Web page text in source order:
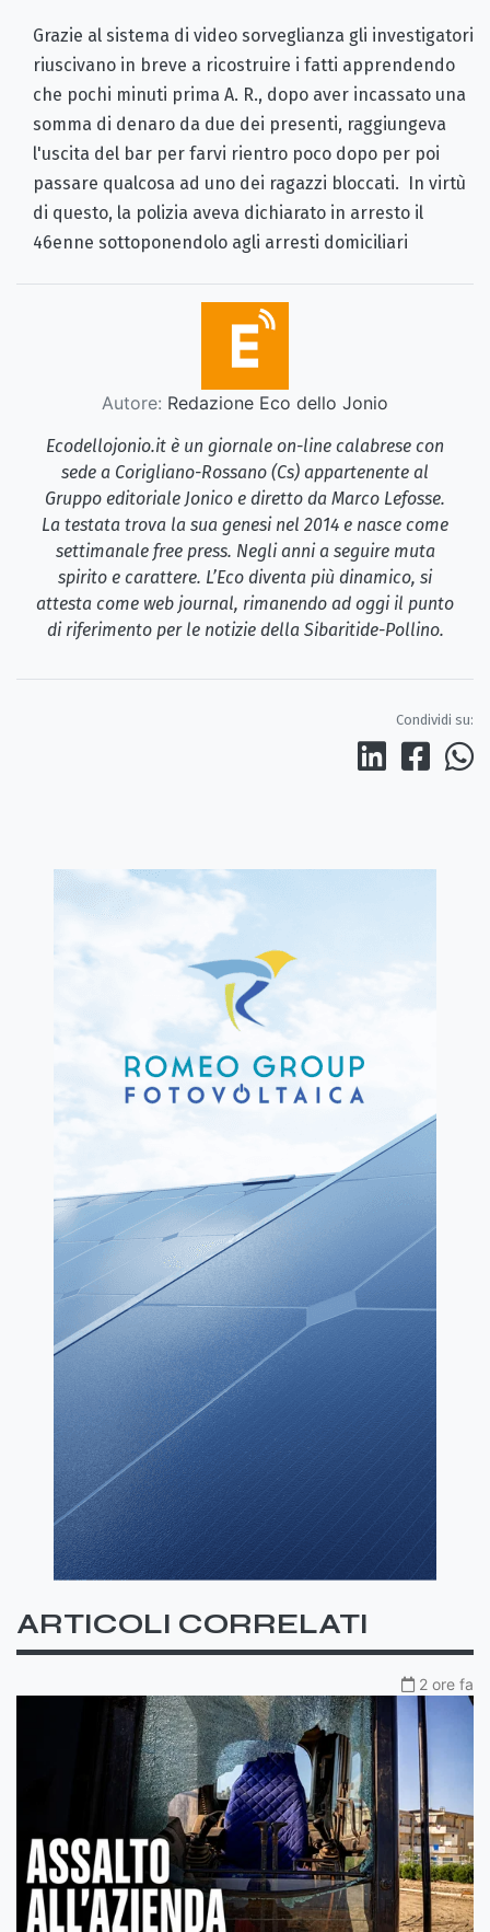
Grazie al sistema di video sorveglianza gli investigatori
riuscivano in breve a ricostruire i fatti apprendendo
che pochi minuti prima A. R., dopo aver incassato una
somma di denaro da due dei presenti, raggiungeva
l'uscita del bar per farvi rientro poco dopo per poi
passare qualcosa ad uno dei ragazzi bloccati. In virtù
di questo, la polizia aveva dichiarato in arresto il
46enne sottoponendolo agli arresti domiciliari
Autore: Redazione Eco dello Jonio
Ecodellojonio.it è un giornale on-line calabrese con
sede a Corigliano-Rossano (Cs) appartenente al
Gruppo editoriale Jonico e diretto da Marco Lefosse.
La testata trova la sua genesi nel 2014 e nasce come
settimanale free press. Negli anni a seguire muta
spirito e carattere. L’Eco diventa più dinamico, si
attesta come web journal, rimanendo ad oggi il punto
di riferimento per le notizie della Sibaritide-Pollino.
Condividi su:
ARTICOLI CORRELATI
2 ore fa